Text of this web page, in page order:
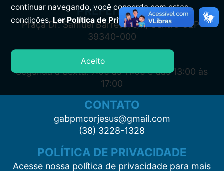
PREFEITURA
Praça Dr. Samuel Barreto, s/n, Centro CEP:
39340-000
ATENDIMENTO
Segunda à Sexta: 7:00 às 11:00 e das 13:00 às
17:00
CONTATO
gabpmcorjesus@gmail.com
(38) 3228-1328
POLÍTICA DE PRIVACIDADE
Acesse nossa política de privacidade para mais
continuar navegando, você concorda com estas
condições.Ler Política de Privacidade.
Aceito